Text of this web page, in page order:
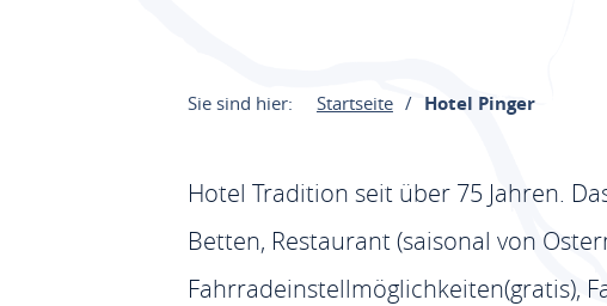
Sie sind hier: Startseite Hotel Pinger
Hotel Tradition seit über 75 Jahren.
Betten, Restaurant (saisonal von
Fahrradeinstellmöglichkeiten(gratis),